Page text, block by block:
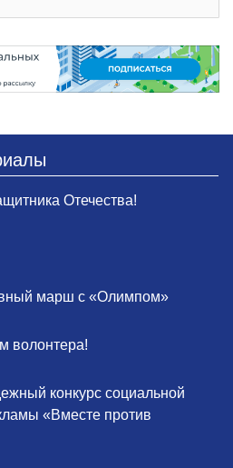
Отечества!
марш с «Олимпом»
волонтера!
конкурс социальной
«Вместе против